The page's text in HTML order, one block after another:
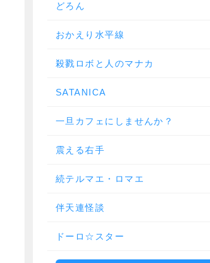
どろん
おかえり水平線
殺戮ロボと人のマナカ
SATANICA
一旦カフェにしませんか？
震える右手
続テルマエ・ロマエ
伴天連怪談
ドーロ☆スター